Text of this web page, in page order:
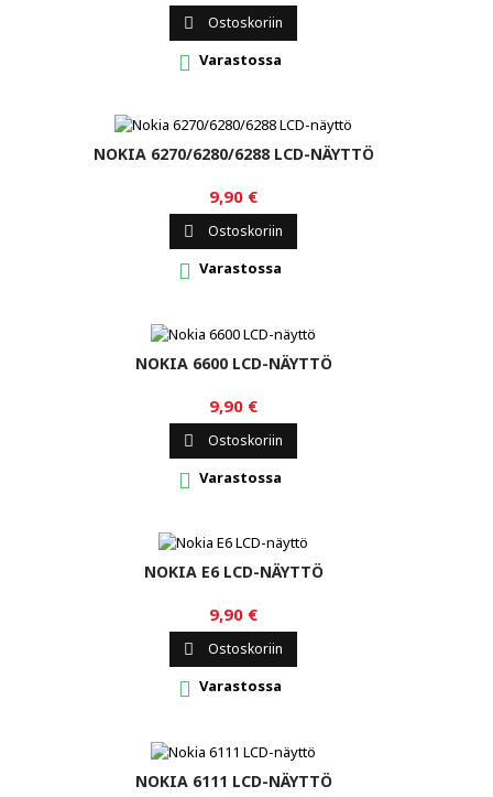
 Ostoskoriin
 Varastossa
NOKIA 6270/6280/6288 LCD-NÄYTTÖ
9,90 €
 Ostoskoriin
 Varastossa
NOKIA 6600 LCD-NÄYTTÖ
9,90 €
 Ostoskoriin
 Varastossa
NOKIA E6 LCD-NÄYTTÖ
9,90 €
 Ostoskoriin
 Varastossa
NOKIA 6111 LCD-NÄYTTÖ